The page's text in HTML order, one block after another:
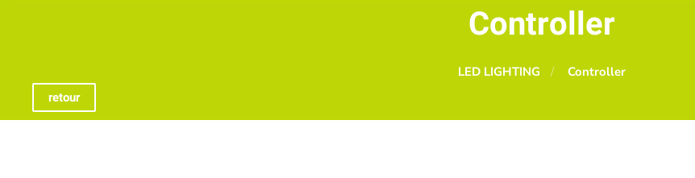
Controller
LED LIGHTING Controller
retour